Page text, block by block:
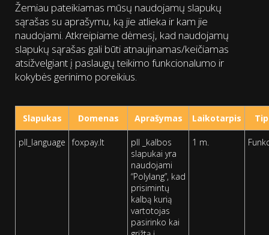
Žemiau pateikiamas mūsų naudojamų slapukų
sąrašas su aprašymu, ką jie atlieka ir kam jie
naudojami. Atkreipiame dėmesį, kad naudojamų
slapukų sąrašas gali būti atnaujinamas/keičiamas
atsižvelgiant į paslaugų teikimo funkcionalumo ir
kokybės gerinimo poreikius.
Slapukas Domenas Aprašymas Laikotarpis
pll_language foxpay.lt
pll _kalbos
slapukai yra
naudojami
“Polylang”, kad
prisimintų
kalbą kurią
vartotojas
pasirinko kai
1 m.